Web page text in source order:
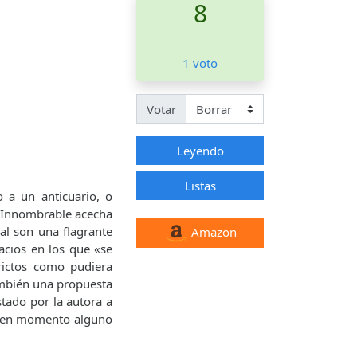
a un anticuario, o
acecha
son una flagrante
en los que «se
como pudiera
una propuesta
por la autora a
momento alguno
8
1 voto
Votar
Leyendo
Listas
Amazon